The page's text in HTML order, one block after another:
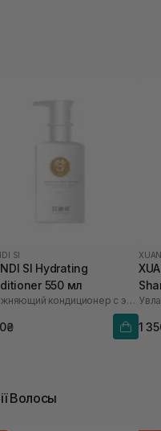
SI
SI Hydrating
550 мл
Увлажняющий кондиционер с экстрактом зерна
1
Волосы